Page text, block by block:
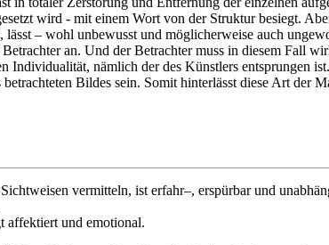
wird - mit einem Wort von der Struktur besiegt.
– wohl unbewusst und möglicherweise auch
an. Und der Betrachter muss in diesem Fall
nämlich der des Künstlers entsprungen
Bildes sein. Somit hinterlässt diese Art der
vermitteln, ist erfahr–, erspürbar und
affektiert und emotional.